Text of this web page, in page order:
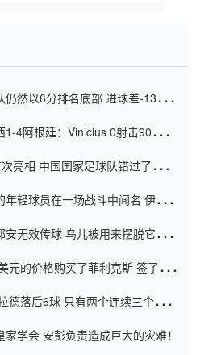
然以6分排名底部 进球差-13令人
4阿根廷：Vinicius 0射击90分钟
亮相 中国国家足球队错过了世界
轻球员在一场战斗中闻名 伊万放
无效传球 鸟儿被用来摆脱它
元的价格购买了菲利克斯 签了7年
德落后6球 只有两个连续三个连续
学会 安彭负责造成巨大的灾难！